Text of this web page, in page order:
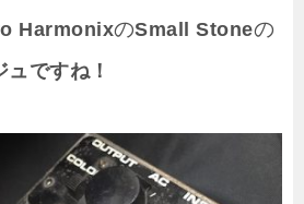
HarmonixのSmall Stoneの
ュですね！